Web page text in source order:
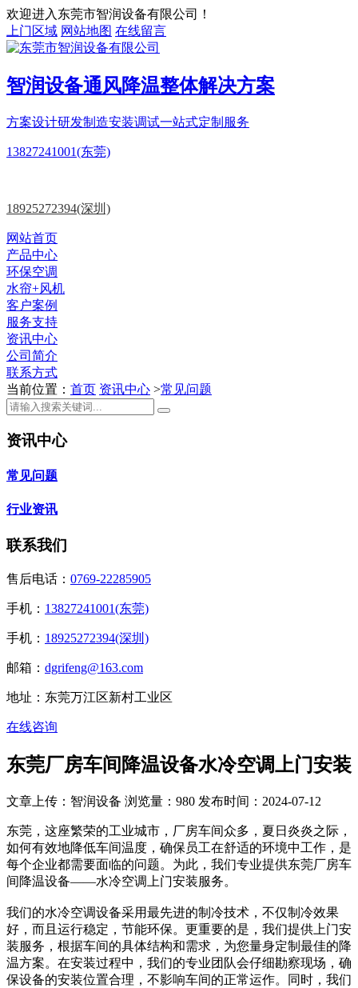
欢迎进入东莞市智润设备有限公司！
上门区域 网站地图 在线留言
智润设备通风降温整体解决方案
方案设计研发制造安装调试一站式定制服务
13827241001(东莞)
18925272394(深圳)
网站首页
产品中心
环保空调
水帘+风机
客户案例
服务支持
资讯中心
公司简介
联系方式
当前位置： 首页 资讯中心 >常见问题
资讯中心
常见问题
行业资讯
联系我们
售后电话： 0769-22285905
手机： 13827241001(东莞)
手机： 18925272394(深圳)
邮箱： dgrifeng@163.com
地址：东莞万江区新村工业区
在线咨询
东莞厂房车间降温设备水冷空调上门安装
文章上传：智润设备 浏览量：980 发布时间：2024-07-12
东莞，这座繁荣的工业城市，厂房车间众多，夏日炎炎之际，
如何有效地降低车间温度，确保员工在舒适的环境中工作，是
每个企业都需要面临的问题。为此，我们专业提供东莞厂房车
间降温设备——水冷空调上门安装服务。
我们的水冷空调设备采用最先进的制冷技术，不仅制冷效果
好，而且运行稳定，节能环保。更重要的是，我们提供上门安
装服务，根据车间的具体结构和需求，为您量身定制最佳的降
温方案。在安装过程中，我们的专业团队会仔细勘察现场，确
保设备的安装位置合理，不影响车间的正常运作。同时，我们